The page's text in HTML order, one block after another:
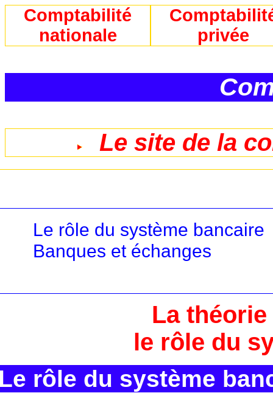
Comptabilité
nationale
privée
Le site de la
Le rôle du système bancaire
Banques et échanges
La
le rôle du
rôle du système